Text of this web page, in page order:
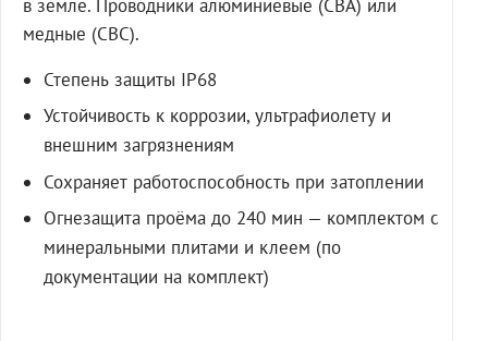
в земле. Проводники алюминиевые (СВА) или
медные (СВС).
Степень защиты IP68
Устойчивость к коррозии, ультрафиолету и
внешним загрязнениям
Сохраняет работоспособность при затоплении
Огнезащита проёма до 240 мин — комплектом с
минеральными плитами и клеем (по
документации на комплект)